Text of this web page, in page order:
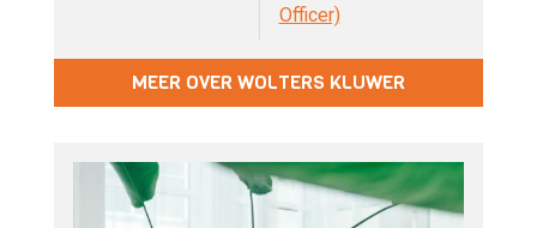
Officer)
MEER OVER WOLTERS KLUWER